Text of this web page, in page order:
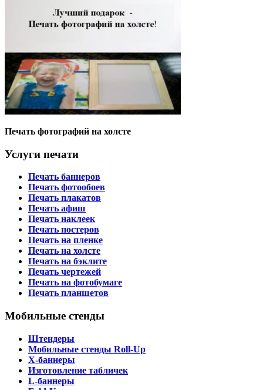
Печать фотографий на холсте
Услуги печати
Печать баннеров
Печать фотообоев
Печать плакатов
Печать афиш
Печать наклеек
Печать постеров
Печать на пленке
Печать на холсте
Печать на бэклите
Печать чертежей
Печать на фотобумаге
Печать планшетов
Мобильные стенды
Штендеры
Мобильные стенды Roll-Up
X-баннеры
Изготовление табличек
L-баннеры